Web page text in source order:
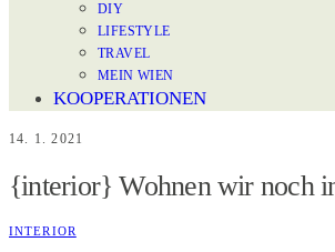
DIY
LIFESTYLE
TRAVEL
MEIN WIEN
KOOPERATIONEN
14. 1. 2021
{interior} Wohnen wir noch
INTERIOR